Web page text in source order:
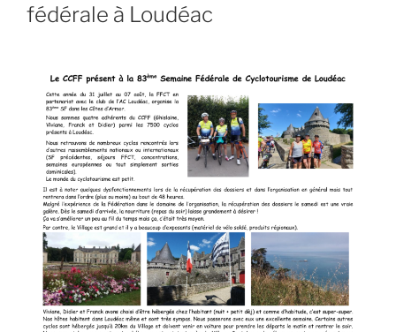
fédérale à Loudéac